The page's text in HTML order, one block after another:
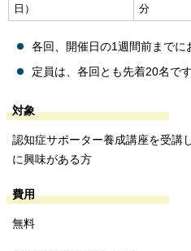
日）
分
各回、開催日の1週間前までに
定員は、各回とも先着20名です
対象
認知症サポーター養成講座を受講
に興味がある方
費用
無料